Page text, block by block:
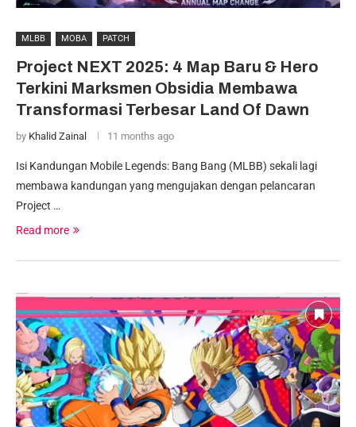
MLBB MOBA PATCH
Project NEXT 2025: 4 Map Baru & Hero
Terkini Marksmen Obsidia Membawa
Transformasi Terbesar Land Of Dawn
by Khalid Zainal 11 months ago
Isi Kandungan Mobile Legends: Bang Bang (MLBB) sekali lagi
membawa kandungan yang mengujakan dengan pelancaran
Project …
Read more